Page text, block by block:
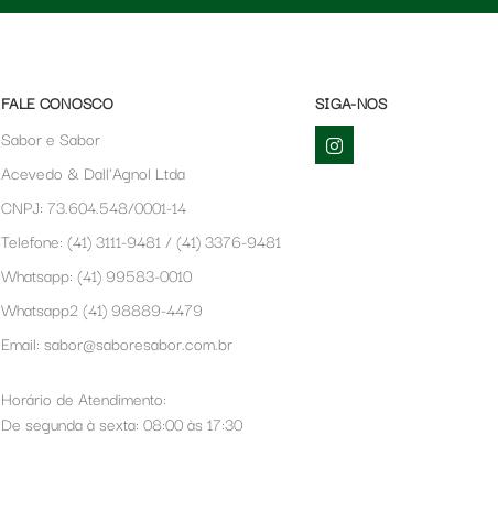
FALE CONOSCO
Sabor e Sabor
Acevedo & Dall'Agnol Ltda
CNPJ: 73.604.548/0001-14
Telefone: (41) 3111-9481 / (41) 3376-9481
Whatsapp: (41) 99583-0010
Whatsapp2(41) 98889-4479
Email: sabor@saboresabor.com.br
Horário de Atendimento:
De segunda à sexta: 08:00 às 17:30
SIGA-NOS